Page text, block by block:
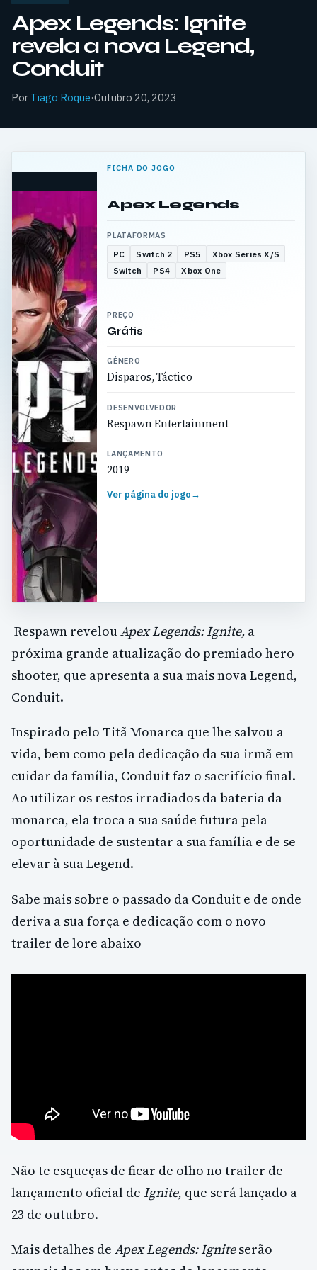
Apex Legends: Ignite
revela a nova Legend,
Conduit
Por Tiago Roque·Outubro 20, 2023
FICHA DO JOGO
Apex Legends
PLATAFORMAS
PC Switch 2 PS5
Xbox Series X/S
Switch
PS4 Xbox One
PREÇO
Grátis
GÉNERO
Disparos, Táctico
DESENVOLVEDOR
Respawn Entertainment
LANÇAMENTO
2019
Ver página do jogo→
Respawn revelouApex Legends: Ignite, a
próxima grande atualização do premiado hero
shooter, que apresenta a sua mais nova Legend,
Conduit.
Inspirado pelo Titã Monarca que lhe salvou a
vida, bem como pela dedicação da sua irmã em
cuidar da família, Conduit faz o sacrifício final.
Ao utilizar os restos irradiados da bateria da
monarca, ela troca a sua saúde futura pela
oportunidade de sustentar a sua família e de se
elevar à sua Legend.
Sabe mais sobre o passado da Conduit e de onde
deriva a sua força e dedicação com o novo
trailer de lore abaixo
Não te esqueças de ficar de olho no trailer de
lançamento oficial de Ignite, que será lançado a
23 de outubro.
Mais detalhes de Apex Legends: Igniteserão